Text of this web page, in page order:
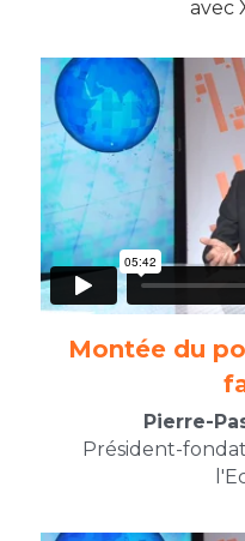
avec
Montée du
Pierre-
Président-